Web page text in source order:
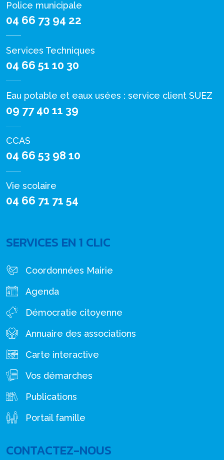
Police municipale
04 66 73 94 22
Services Techniques
04 66 51 10 30
Eau potable et eaux usées : service client SUEZ
09 77 40 11 39
CCAS
04 66 53 98 10
Vie scolaire
04 66 71 71 54
SERVICES EN 1 CLIC
Coordonnées Mairie
Agenda
Démocratie citoyenne
Annuaire des associations
Carte interactive
Vos démarches
Publications
Portail famille
CONTACTEZ-NOUS